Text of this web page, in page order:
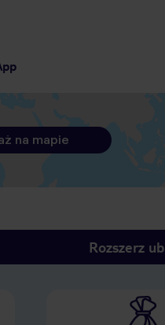
na mapie
Rozszerz